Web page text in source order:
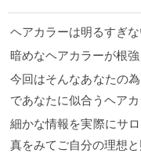
ヘアカラーは明るすぎ
暗めなヘアカラーが根
今回はそんなあなたの
であなたに似合うヘア
細かな情報を実際にサ
真をみてご自分の理想